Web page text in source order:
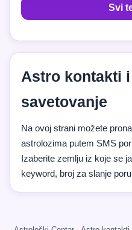
Svi
Astro kontakti
savetovanje
Na ovoj strani možete
astrolozima putem SMS
Izaberite zemlju iz koje se
keyword, broj za slanje